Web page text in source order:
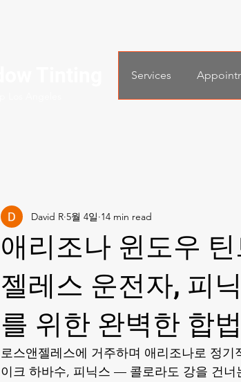
Services
애리조나 윈도우
젤레스 운전자, 피
를 위한 완벽한 합
David R 5월 4일
로스앤젤레스에 거주하며 애리조나로 정
이크 하바수, 피닉스 — 콜로라도 강을 건